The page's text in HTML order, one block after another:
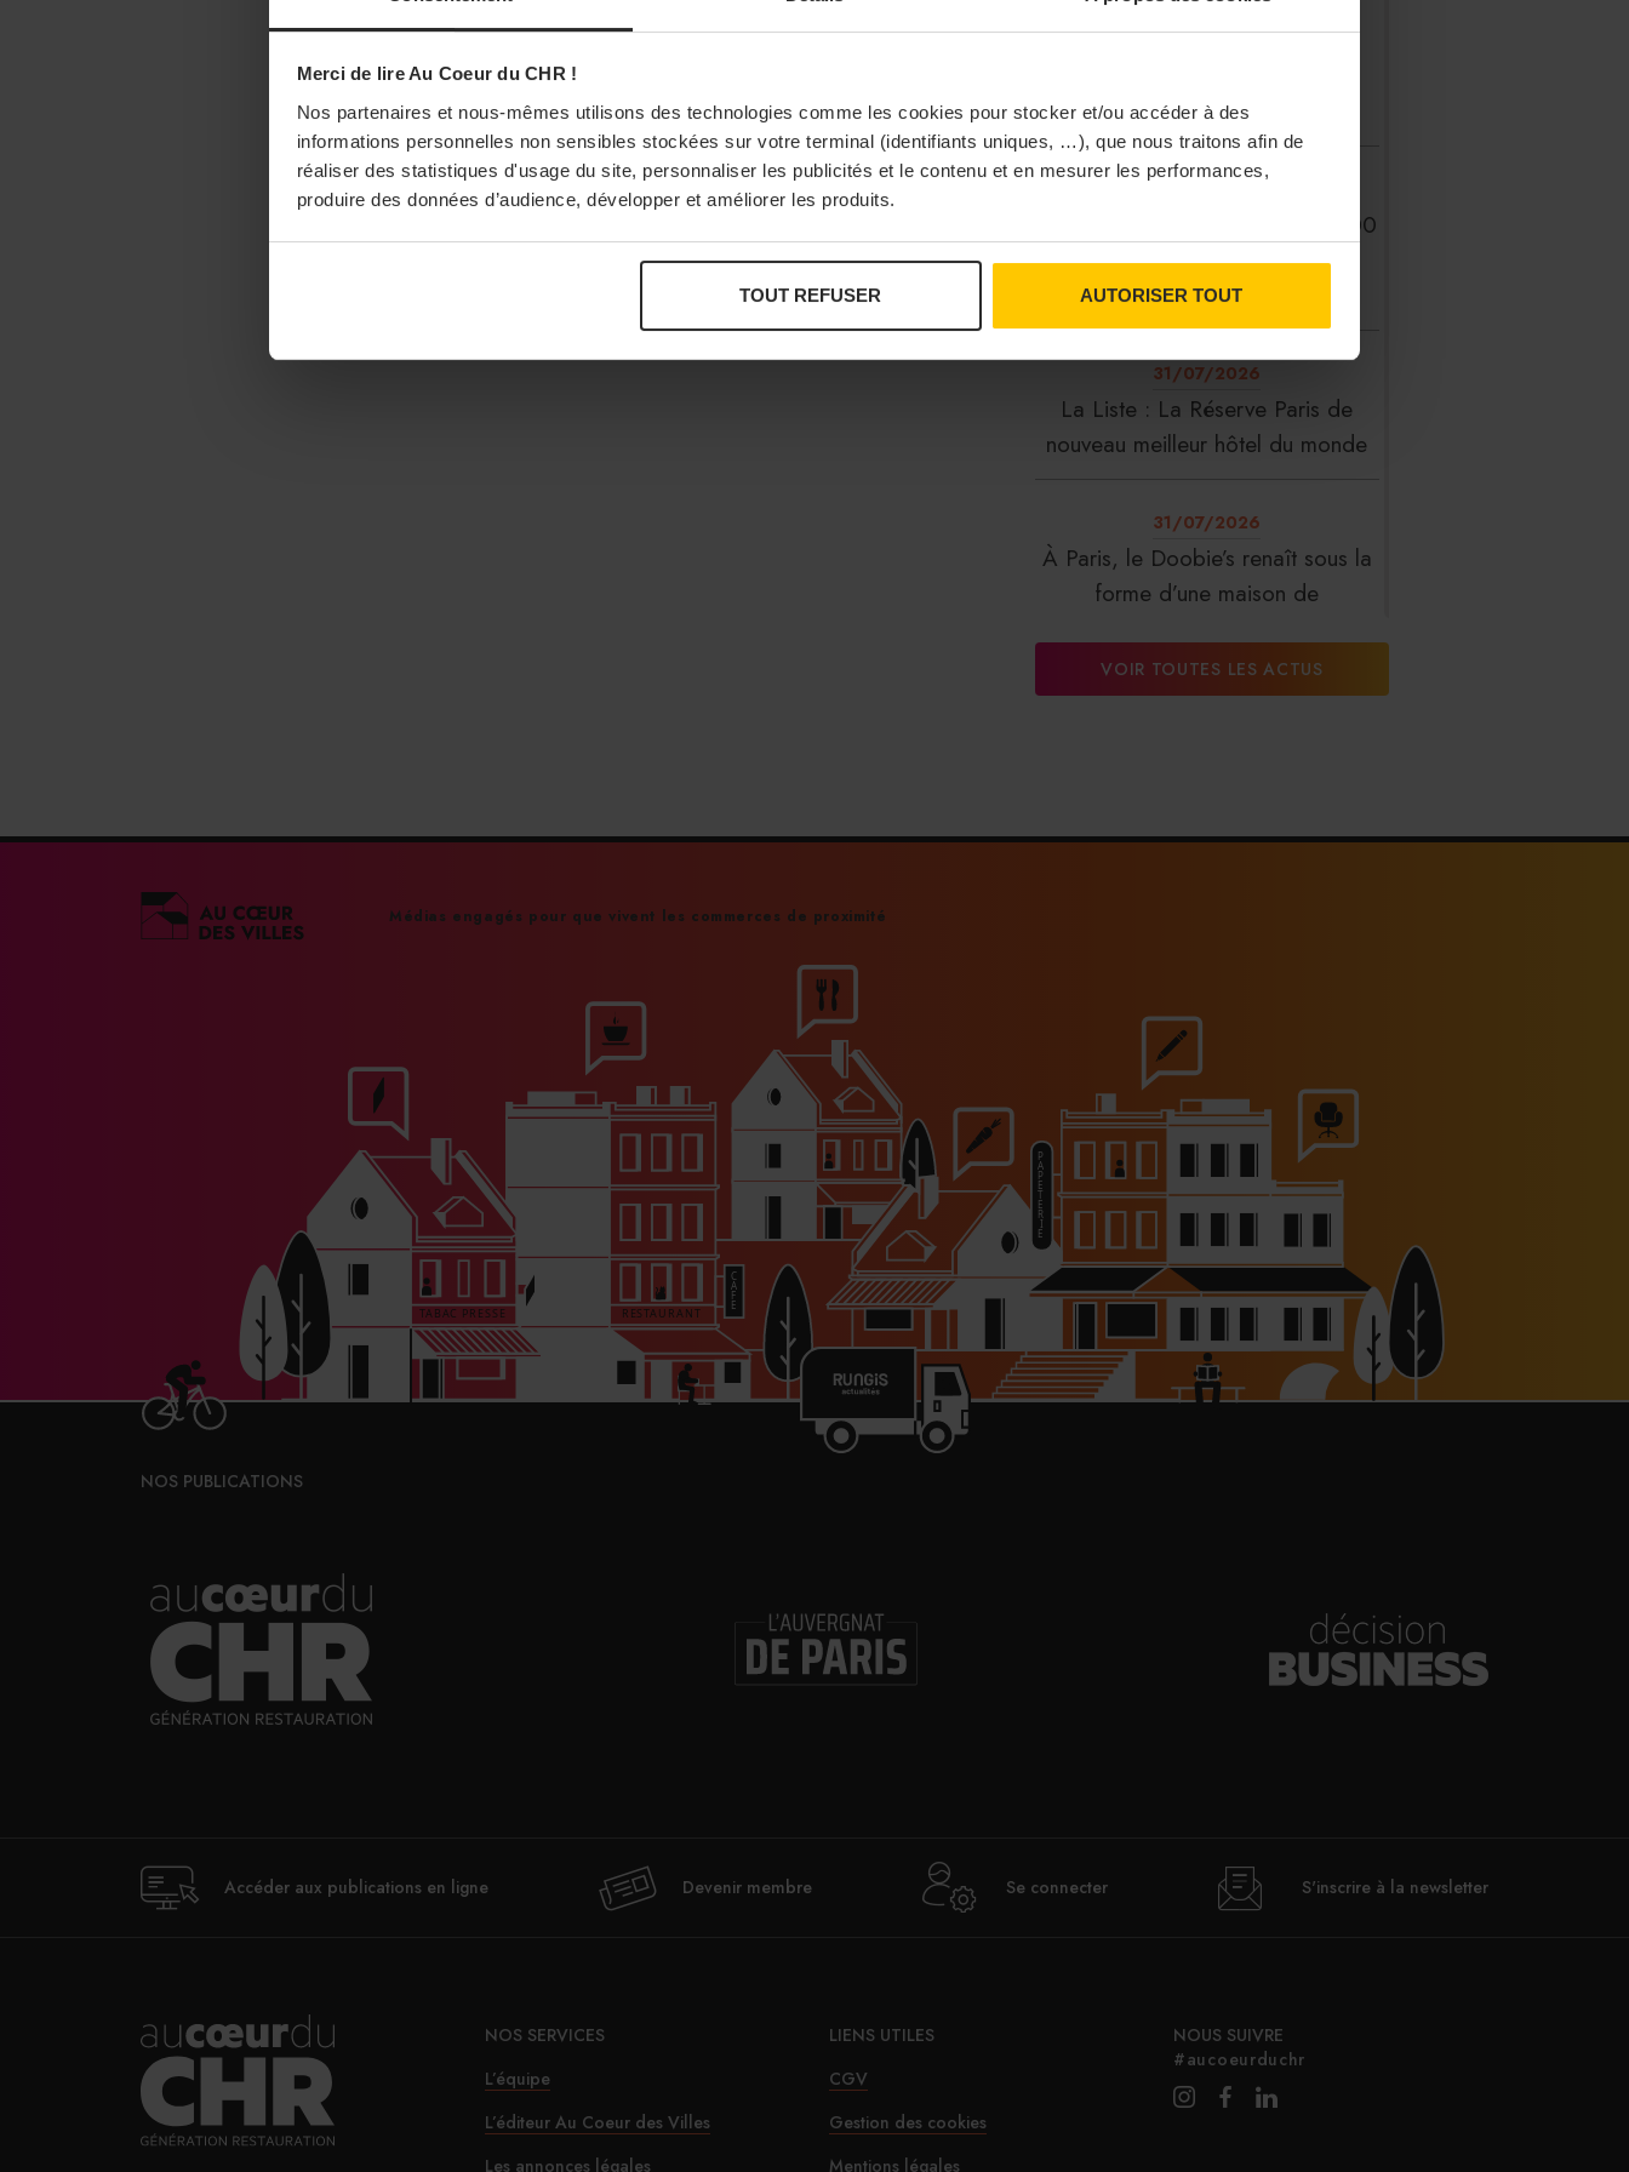
Merci de lire Au Coeur du CHR !
Nos partenaires et nous-mêmes utilisons des technologies comme les cookies pour stocker et/ou accéder à des
informations personnelles non sensibles stockées sur votre terminal (identifiants uniques, …), que nous traitons afin de
réaliser des statistiques d'usage du site, personnaliser les publicités et le contenu et en mesurer les performances,
produire des données d’audience, développer et améliorer les produits.
TOUT REFUSER AUTORISER TOUT
31/07/2026
Beach Saint-Tropez
DalterFood Group franchit les 200
millions d’euros de chiffre
d’affaires
31/07/2026
La Liste : La Réserve Paris de
nouveau meilleur hôtel du monde
31/07/2026
À Paris, le Doobie’s renaît sous la
forme d’une maison de
Incendies : l’aide d’urgence
rehaussée à 8 000 € pour les
indépendants, l’autoroute A63
réouverte
Les Bold Woman Dinners de Veuve
Clicquot de retour
30/07/2026
Glenn Viel et Brandon Dehan
estival en hausse de 20%
Le Mas de Peint lance des
30/07/2026
Le SDI appelle à ne pas alourdir la
fiscalité des TPE
VOIR TOUTES LES ACTUS
Médias engagés pour que vivent les commerces de proximité
NOS PUBLICATIONS
Accéder aux publications en ligne Devenir membre Se connecter S'inscrire à la newsletter
NOS SERVICES
L’équipe
L’éditeur Au Coeur des Villes
Les annonces légales
LIENS UTILES
CGV
Gestion des cookies
Mentions légales
NOUS SUIVRE
#aucoeurduchr